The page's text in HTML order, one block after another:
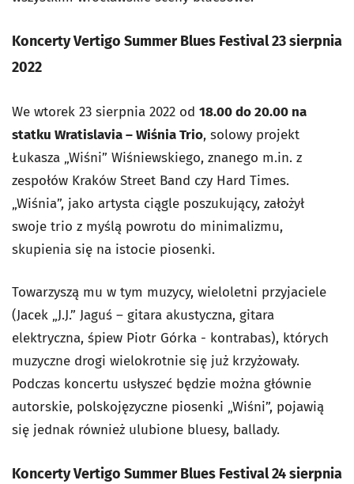
Koncerty Vertigo Summer Blues Festival 23 sierpnia
2022
We wtorek 23 sierpnia 2022 od 18.00 do 20.00 na
statku Wratislavia – Wiśnia Trio, solowy projekt
Łukasza „Wiśni” Wiśniewskiego, znanego m.in. z
zespołów Kraków Street Band czy Hard Times.
„Wiśnia”, jako artysta ciągle poszukujący, założył
swoje trio z myślą powrotu do minimalizmu,
skupienia się na istocie piosenki.
Towarzyszą mu w tym muzycy, wieloletni przyjaciele
(Jacek „J.J.” Jaguś – gitara akustyczna, gitara
elektryczna, śpiew Piotr Górka - kontrabas), których
muzyczne drogi wielokrotnie się już krzyżowały.
Podczas koncertu usłyszeć będzie można głównie
autorskie, polskojęzyczne piosenki „Wiśni”, pojawią
się jednak również ulubione bluesy, ballady.
Koncerty Vertigo Summer Blues Festival 24 sierpnia